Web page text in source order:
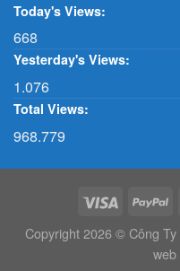
Today's Views:
668
Yesterday's Views:
1.076
Total Views:
968.779
Copyright 2026 © Công